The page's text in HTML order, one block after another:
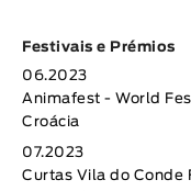
Festivais e Prémios
06.2023
Animafest - World
Croácia
07.2023
Curtas Vila do Conde